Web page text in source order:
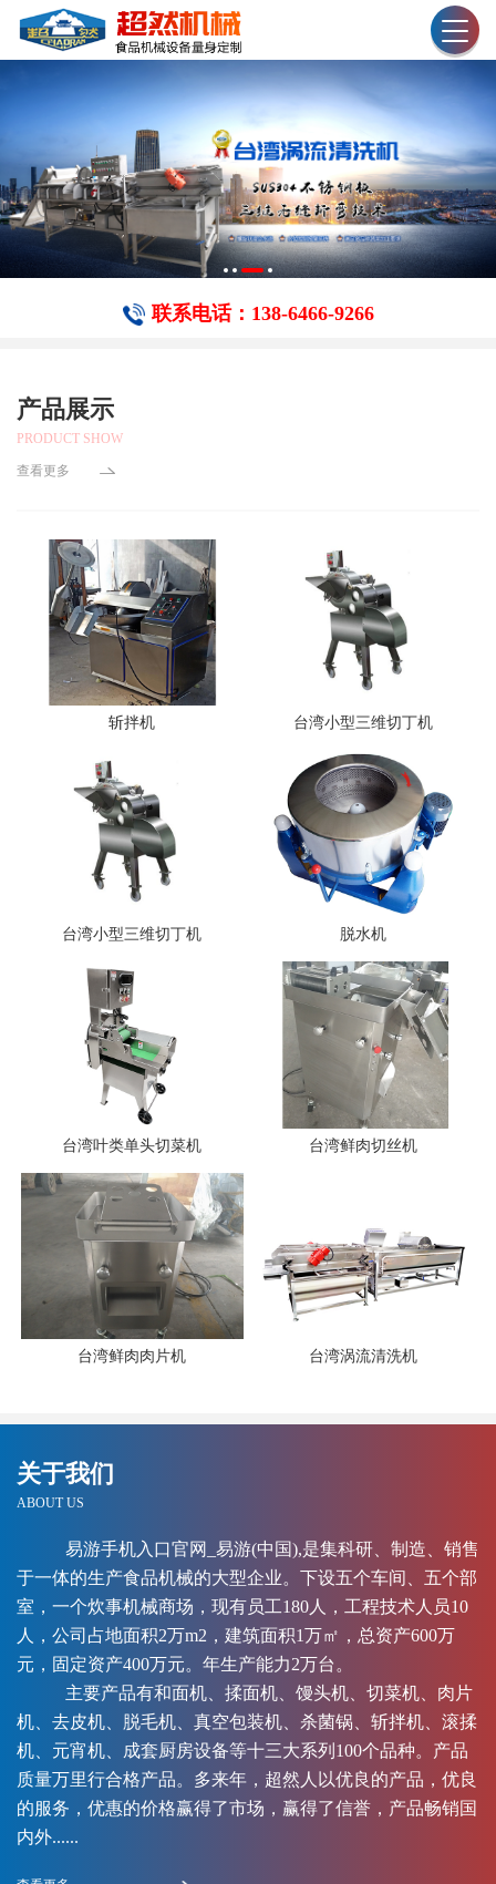
联系电话：138-6466-​9266
产品展示
PRODUCT SHOW
查看更多
斩拌机 台湾小型三维切丁机
台湾小型三维切丁机 脱水机
台湾叶类单头切菜机 台湾鲜肉切丝机
台湾鲜肉肉片机 台湾涡流清洗机
关于我们
ABOUT US
易游手机入口官网_易游(中国),是集科研、制造、销售
于一体的生产食品机械的大型企业。下设五个车间、五个部
室，一个炊事机械商场，现有员工180人，工程技术人员10
人，公司占地面积2万m2，建筑面积1万㎡，总资产600万
元，固定资产400万元。年生产能力2万台。
主要产品有和面机、揉面机、馒头机、切菜机、肉片
机、去皮机、脱毛机、真空包装机、杀菌锅、斩拌机、滚揉
机、元宵机、成套厨房设备等十三大系列100个品种。产品
质量万里行合格产品。多来年，超然人以优良的产品，优良
的服务，优惠的价格赢得了市场，赢得了信誉，产品畅销国
内外......